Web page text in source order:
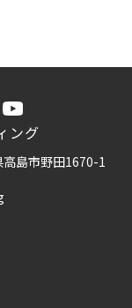
ング
島市野田1670-1